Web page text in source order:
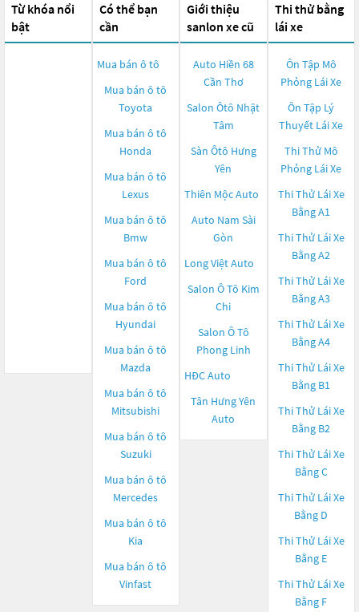
Từ khóa nổi
bật
Có thể bạn
cần
Mua bán ô tô
Mua bán ô tô
Toyota
Mua bán ô tô
Honda
Mua bán ô tô
Lexus
Mua bán ô tô
Bmw
Mua bán ô tô
Ford
Mua bán ô tô
Hyundai
Mua bán ô tô
Mazda
Mua bán ô tô
Mitsubishi
Mua bán ô tô
Suzuki
Mua bán ô tô
Mercedes
Mua bán ô tô
Kia
Mua bán ô tô
Vinfast
Giới thiệu
sanlon xe cũ
Auto Hiền 68
Cần Thơ
Salon Ôtô Nhật
Tâm
Sàn Ôtô Hưng
Yên
Thiên Mộc Auto
Auto Nam Sài
Gòn
Long Việt Auto
Salon Ô Tô Kim
Chi
Salon Ô Tô
Phong Linh
HĐC Auto
Tân Hưng Yên
Auto
Thi thử bằng
lái xe
Ôn Tập Mô
Phỏng Lái Xe
Ôn Tập Lý
Thuyết Lái Xe
Thi Thử Mô
Phỏng Lái Xe
Thi Thử Lái Xe
Bằng A1
Thi Thử Lái Xe
Bằng A2
Thi Thử Lái Xe
Bằng A3
Thi Thử Lái Xe
Bằng A4
Thi Thử Lái Xe
Bằng B1
Thi Thử Lái Xe
Bằng B2
Thi Thử Lái Xe
Bằng C
Thi Thử Lái Xe
Bằng D
Thi Thử Lái Xe
Bằng E
Thi Thử Lái Xe
Bằng F